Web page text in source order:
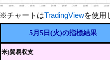
※チャートはTradingViewを使用
5月5日(火)の指標結果
米)貿易収支